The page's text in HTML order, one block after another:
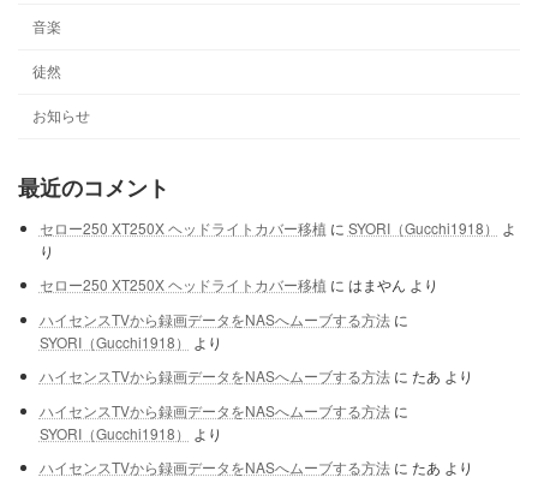
音楽
徒然
お知らせ
最近のコメント
セロー250 XT250X ヘッドライトカバー移植 に SYORI（Gucchi1918）
よ
り
セロー250 XT250X ヘッドライトカバー移植 に はまやん より
ハイセンスTVから録画データをNASへムーブする方法に
SYORI（Gucchi1918）
より
ハイセンスTVから録画データをNASへムーブする方法に たあ より
ハイセンスTVから録画データをNASへムーブする方法に
SYORI（Gucchi1918）
より
ハイセンスTVから録画データをNASへムーブする方法に たあ より